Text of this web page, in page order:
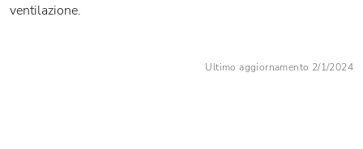
ventilazione.
Ultimo aggiornamento 2/1/2024